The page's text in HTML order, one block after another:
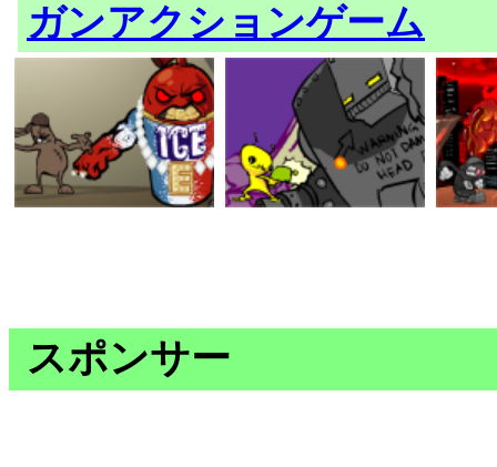
ガンアクションゲーム
スポンサー